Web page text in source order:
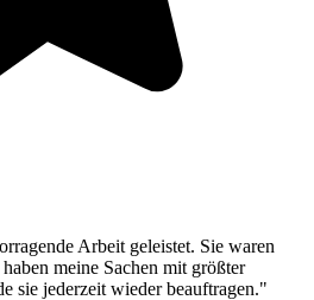
Arbeit geleistet. Sie waren
meine Sachen mit größter
sie jederzeit wieder beauftragen."